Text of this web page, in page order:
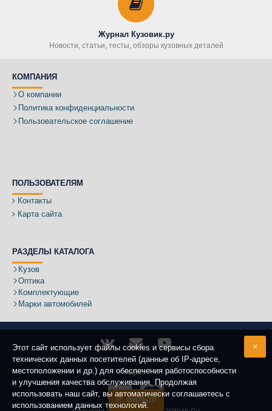
Журнал Кузовик.ру
Новости, статьи, тесты, обзоры кузовных деталей
КОМПАНИЯ
О компании
Политика конфиденциальности
Пользовательское соглашение
ПОЛЬЗОВАТЕЛЯМ
Контакты
Карта сайта
РАЗДЕЛЫ КАТАЛОГА
Кузов
Оптика
Комплектующие
Марки автомобилей
Адрес:
Этот сайт использует файлы cookies и сервисы сбора
технических данных посетителей (данные об IP-адресе,
местоположении и др.) для обеспечения работоспособности
и улучшения качества обслуживания. Продолжая
использовать наш сайт, вы автоматически соглашаетесь с
использованием данных технологий.
ФИЛЬТР